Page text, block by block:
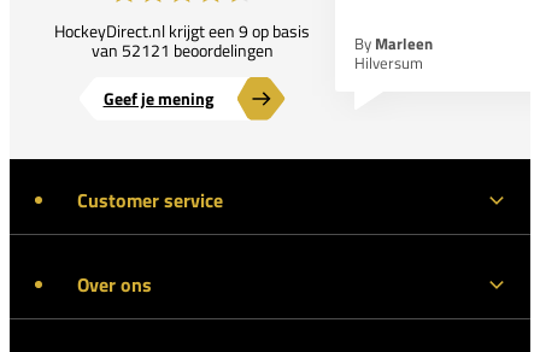
HockeyDirect.nl krijgt een 9 op basis
van 52121 beoordelingen
Geef je mening
By Marleen
Hilversum
Customer service
Over ons